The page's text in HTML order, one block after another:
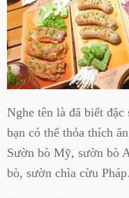
Nghe tên là đã biết
bạn có thể thỏa thích
Sườn bò Mỹ, sườn bò
bò, sườn chìa cừu